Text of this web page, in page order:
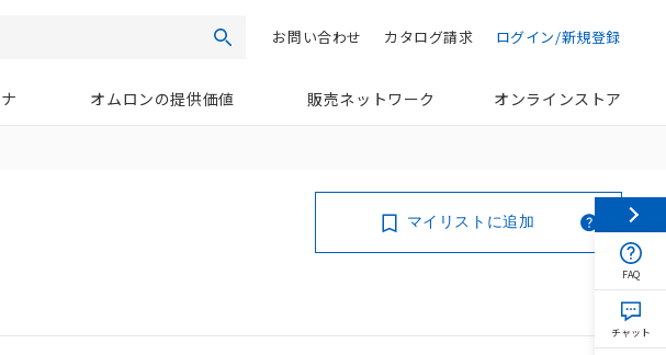
検索 ログイン/新規登録
カタログ請求
お問い合わせ
オムロンの提供価値 販売ネットワーク オンラインストア
マイリストに追加
FAQ
チャット